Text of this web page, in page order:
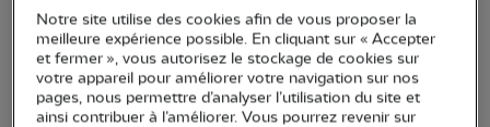
Notre site utilise des cookies afin de vous proposer la
meilleure expérience possible. En cliquant sur « Accepter
et fermer », vous autorisez le stockage de cookies sur
votre appareil pour améliorer votre navigation sur nos
pages, nous permettre d’analyser l’utilisation du site et
ainsi contribuer à l’améliorer. Vous pourrez revenir sur